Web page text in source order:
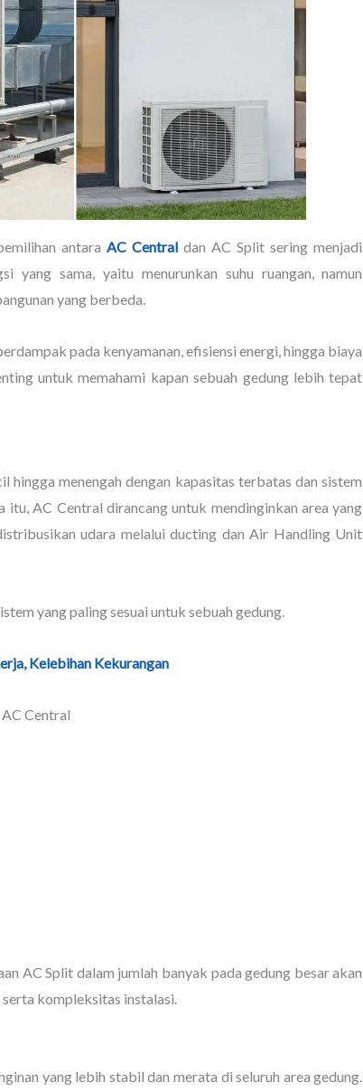
antaraAC Central dan AC Split sering menjadi
yang sama, yaitu menurunkan suhu ruangan, namun
yang berbeda.
pada kenyamanan, efisiensi energi, hingga biaya
untuk memahami kapan sebuah gedung lebih tepat
hingga menengah dengan kapasitas terbatas dan sistem
AC Central dirancang untuk mendinginkan area yang
udara melalui ducting dan Air Handling Unit
yang paling sesuai untuk sebuah gedung.
Kelebihan Kekurangan
Central
AC Split dalam jumlah banyak pada gedung besar akan
kompleksitas instalasi.
yang lebih stabil dan merata di seluruh area gedung.